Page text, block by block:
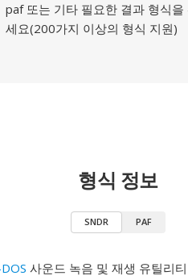
paf 또는 기타 필요한 결과 형식을
세요(200가지 이상의 형식 지원)
형식 정보
SNDR PAF
사운드 녹음 및 재생 유틸리